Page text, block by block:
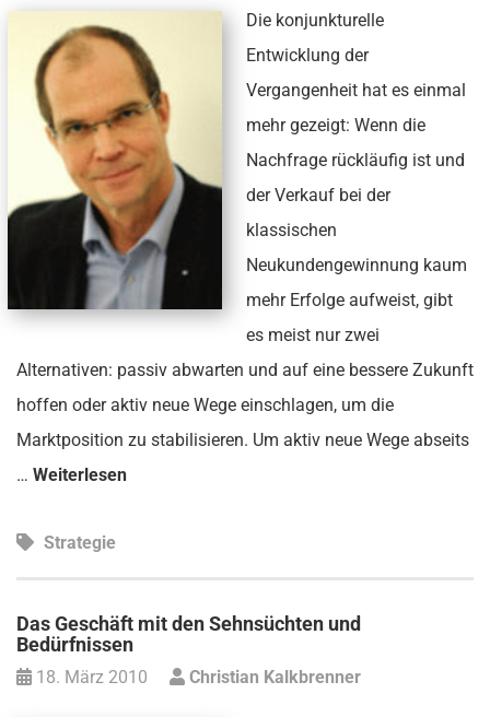
Die konjunkturelle
Entwicklung der
Vergangenheit hat es einmal
mehr gezeigt: Wenn die
Nachfrage rückläufig ist und
der Verkauf bei der
klassischen
Neukundengewinnung kaum
mehr Erfolge aufweist, gibt
es meist nur zwei
Alternativen: passiv abwarten und auf eine bessere Zukunft
hoffen oder aktiv neue Wege einschlagen, um die
Marktposition zu stabilisieren. Um aktiv neue Wege abseits
… Weiterlesen
Strategie
Das Geschäft mit den Sehnsüchten und
Bedürfnissen
18. März 2010 Christian Kalkbrenner